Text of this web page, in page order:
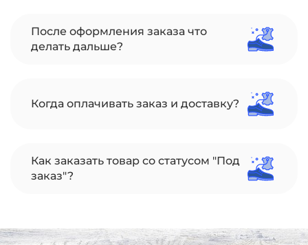
После оформления заказа что
делать дальше?
Когда оплачивать заказ и доставку?
Как заказать товар со статусом "Под
заказ"?